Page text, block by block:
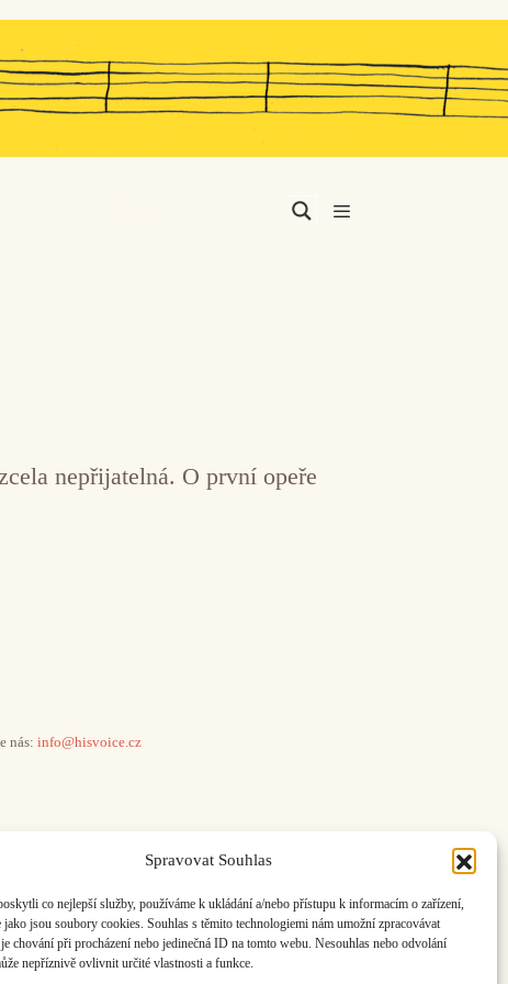
Spravovat Souhlas
co nejlepší služby, používáme k ukládání a/nebo přístupu k informacím o zařízení,
jako jsou soubory cookies. Souhlas s těmito technologiemi nám umožní zpracovávat
chování při procházení nebo jedinečná ID na tomto webu. Nesouhlas nebo odvolání
nepříznivě ovlivnit určité vlastnosti a funkce.
nepřijatelná. O první opeře
nás: info@hisvoice.cz